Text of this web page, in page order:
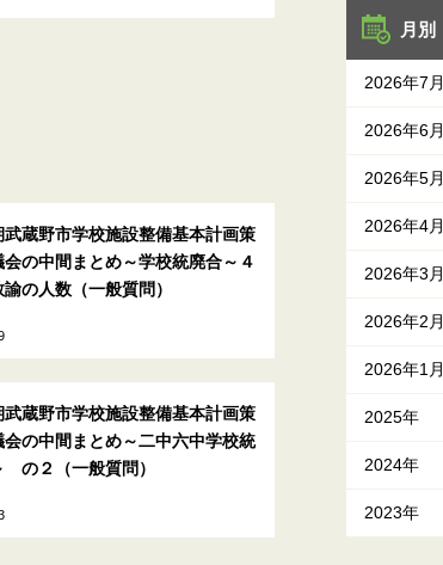
武蔵野市学校施設整備基本計画策
会の中間まとめ～学校統廃合～４
の人数（一般質問）
武蔵野市学校施設整備基本計画策
会の中間まとめ～二中六中学校統
の２（一般質問）
月別
2026年7月
2026年6月
2026年5月
2026年4月
2026年3月
2026年2月
2026年1月
2025年
2024年
2023年